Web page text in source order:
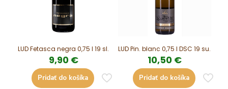
LUD Fetasca negra 0,75 l 19 sl.
9,90 €
Pridať do košíka
LUD Pin. blanc 0,75 l DSC 19 su.
10,50 €
Pridať do košíka